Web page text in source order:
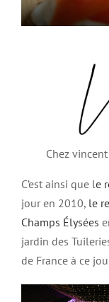
Chez
C’est ainsi que le
jour en 2010, le
Champs Élysées
jardin des
de France à ce